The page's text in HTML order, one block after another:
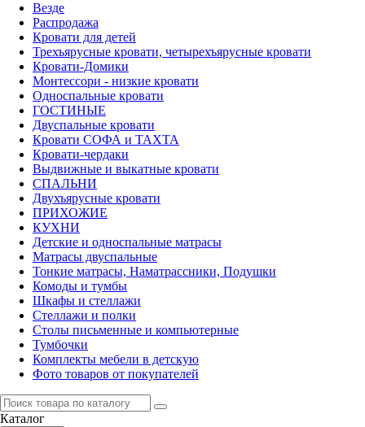
Везде
Распродажа
Кровати для детей
Трехъярусные кровати, четырехъярусные кровати
Кровати-Домики
Монтессори - низкие кровати
Односпальные кровати
ГОСТИНЫЕ
Двуспальные кровати
Кровати СОФА и ТАХТА
Кровати-чердаки
Выдвижные и выкатные кровати
СПАЛЬНИ
Двухъярусные кровати
ПРИХОЖИЕ
КУХНИ
Детские и односпальные матрасы
Матрасы двуспальные
Тонкие матрасы, Наматрассники, Подушки
Комоды и тумбы
Шкафы и стеллажи
Стеллажи и полки
Столы письменные и компьютерные
Тумбочки
Комплекты мебели в детскую
Фото товаров от покупателей
Каталог